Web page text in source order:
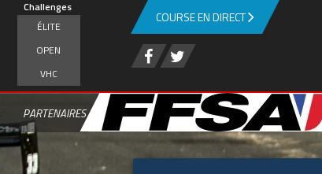
Challenges
ÉLITE
OPEN
VHC
PARTENAIRES
COURSE EN DIRECT